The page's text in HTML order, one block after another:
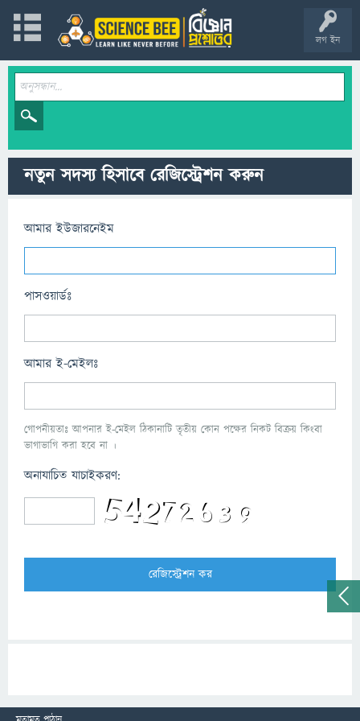
লগ ইন
নতুন সদস্য হিসাবে রেজিস্ট্রেশন করুন
আমার ইউজারনেইম
পাসওয়ার্ডঃ
আমার ই-মেইলঃ
গোপনীয়তাঃ আপনার ই-মেইল ঠিকানাটি তৃতীয় কোন পক্ষের নিকট বিক্রয় কিংবা
ভাগাভাগি করা হবে না ।
অনাযাচিত যাচাইকরণ: